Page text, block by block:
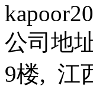
公司地
9楼, 江